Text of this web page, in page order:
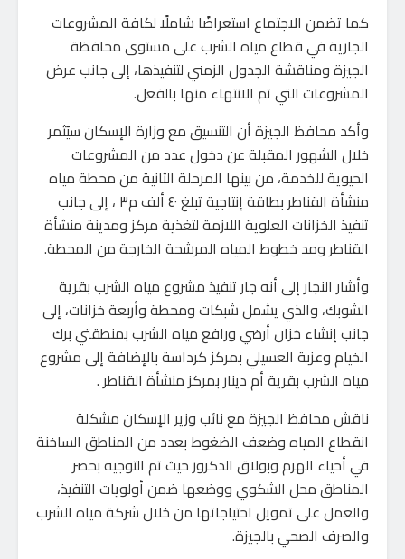
كما تضمن الاجتماع استعراضًا شاملًا لكافة المشروعات
الجارية في قطاع مياه الشرب على مستوى محافظة
الجيزة ومناقشة الجدول الزمني لتنفيذها، إلى جانب عرض
المشروعات التي تم الانتهاء منها بالفعل.
وأكد محافظ الجيزة أن التنسيق مع وزارة الإسكان سيُثمر
خلال الشهور المقبلة عن دخول عدد من المشروعات
الحيوية للخدمة، من بينها المرحلة الثانية من محطة مياه
منشأة القناطر بطاقة إنتاجية تبلغ ٤٠ ألف م٣ ، إلى جانب
تنفيذ الخزانات العلوية اللازمة لتغذية مركز ومدينة منشأة
القناطر ومد خطوط المياه المرشحة الخارجة من المحطة.
وأشار النجار إلى أنه جار تنفيذ مشروع مياه الشرب بقرية
الشوبك، والذي يشمل شبكات ومحطة وأربعة خزانات، إلى
جانب إنشاء خزان أرضي ورافع مياه الشرب بمنطقتي برك
الخيام وعزبة العسيلي بمركز كرداسة بالإضافة إلى مشروع
مياه الشرب بقرية أم دينار بمركز منشأة القناطر .
ناقش محافظ الجيزة مع نائب وزير الإسكان مشكلة
انقطاع المياه وضعف الضغوط بعدد من المناطق الساخنة
في أحياء الهرم وبولاق الدكرور حيث تم التوجيه بحصر
المناطق محل الشكوي ووضعها ضمن أولويات التنفيذ،
والعمل على تمويل احتياجاتها من خلال شركة مياه الشرب
والصرف الصحي بالجيزة.